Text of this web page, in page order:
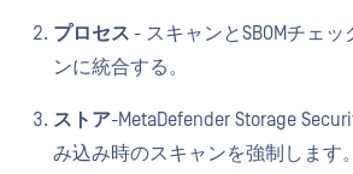
プロセス - スキャンとSBOMチェッ
ンに統合する。
ストア-MetaDefender Storage
み込み時のスキャンを強制します。